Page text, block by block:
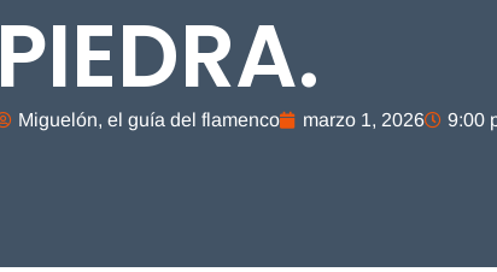
PIEDRA.
Miguelón, el guía del flamenco marzo 1, 2026 9:00